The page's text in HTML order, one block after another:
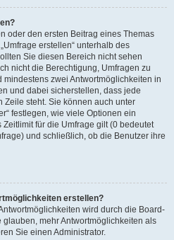
oder den ersten Beitrag eines Themas
erstellen“ unterhalb des
Sie diesen Bereich nicht sehen
nicht die Berechtigung, Umfragen zu
zwei Antwortmöglichkeiten in
und dabei sicherstellen, dass jede
steht. Sie können auch unter
festlegen, wie viele Optionen ein
für die Umfrage gilt (0 bedeutet
und schließlich, ob die Benutzer ihre
erstellen?
wird durch die Board-
mehr Antwortmöglichkeiten als
Sie einen Administrator.